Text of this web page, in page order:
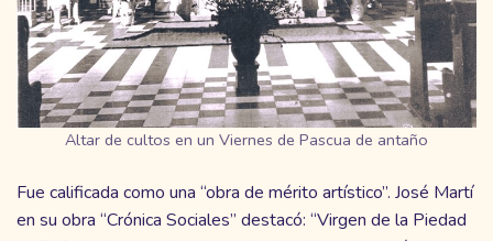
Altar de cultos en un Viernes de Pascua de antaño
Fue calificada como una “obra de mérito artístico”. José Martí
en su obra “Crónica Sociales” destacó: “Virgen de la Piedad